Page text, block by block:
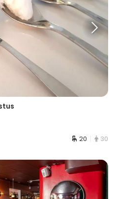
20 30